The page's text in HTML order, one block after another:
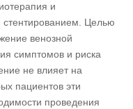
и
стентированием. Целью
венозной
симптомов и риска
не влияет на
пациентов эти
проведения